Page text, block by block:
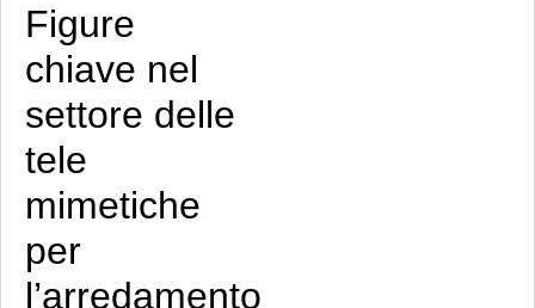
Figure
chiave nel
settore delle
tele
mimetiche
per
l’arredamento